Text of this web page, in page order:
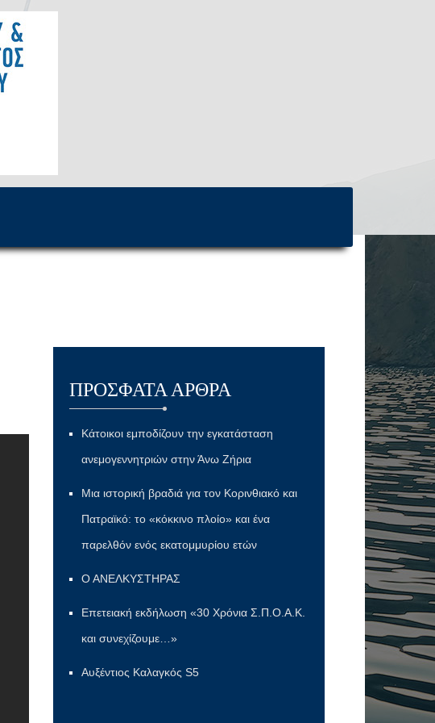
ΠΡΌΣΦΑΤΑ ΆΡΘΡΑ
Κάτοικοι εμποδίζουν την εγκατάσταση
ανεμογεννητριών στην Άνω Ζήρια
Μια ιστορική βραδιά για τον Κορινθιακό και
Πατραϊκό: το «κόκκινο πλοίο» και ένα
παρελθόν ενός εκατομμυρίου ετών
Ο ΑΝΕΛΚΥΣΤΗΡΑΣ
Επετειακή εκδήλωση «30 Χρόνια Σ.Π.Ο.Α.Κ.
και συνεχίζουμε…»
Αυξέντιος Καλαγκός S5